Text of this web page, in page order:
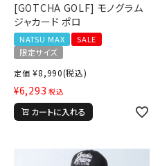
[GOTCHA GOLF] モノグラム
ジャカード ポロ
NATSU MAX
SALE
限定サイズ
定価 ¥8,990(税込)
¥6,293 税込
カートに入れる